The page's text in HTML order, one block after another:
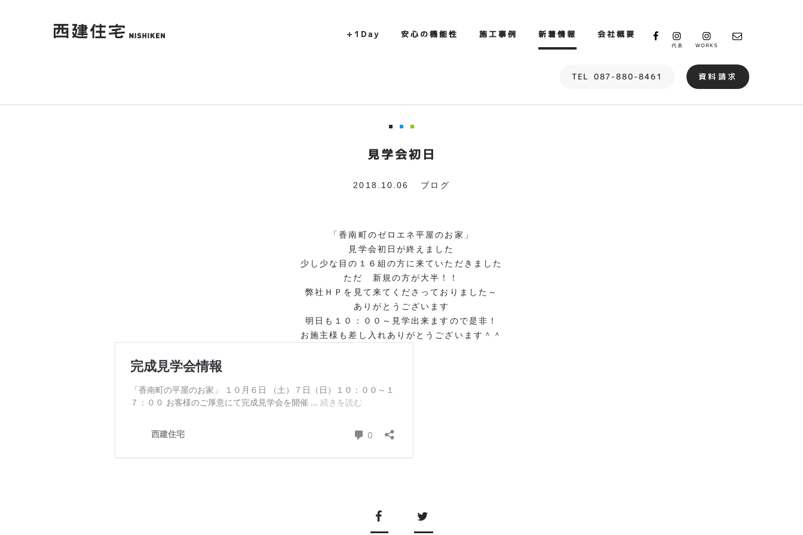
+1Day 安心の機能性 施工事例 新着情報 会社概要
代表 WORKS
TEL 087-880-8461 資料請求
見学会初日
2018.10.06 ブログ
「香南町のゼロエネ平屋のお家」
見学会初日が終えました
少し少な目の１６組の方に来ていただきました
ただ 新規の方が大半！！
弊社ＨＰを見て来てくださっておりました～
ありがとうございます
明日も１０：００～見学出来ますので是非！
お施主様も差し入れありがとうございます＾＾